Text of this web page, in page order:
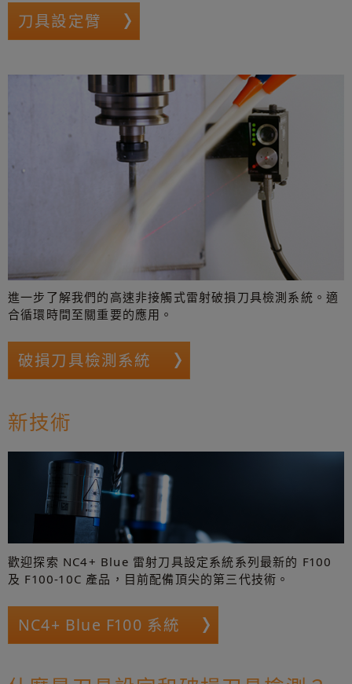
刀具設定臂
進一步了解我們的高速非接觸式雷射破損刀具檢測系統。適
合循環時間至關重要的應用。
破損刀具檢測系統
新技術
歡迎探索 NC4+ Blue 雷射刀具設定系統系列最新的 F100
及 F100-10C 產品，目前配備頂尖的第三代技術。
NC4+ Blue F100 系統